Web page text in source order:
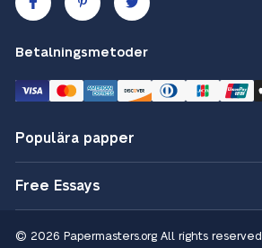
Betalningsmetoder
Populära papper
Free Essays
© 2026 Papermasters.org All rights reserved.